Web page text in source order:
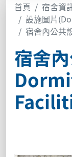
首頁 宿舍資
設施圖片
宿舍內公共
宿舍